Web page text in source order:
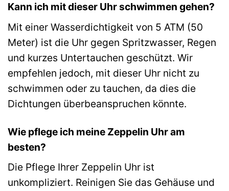
Kann ich mit dieser Uhr schwimmen gehen?
Mit einer Wasserdichtigkeit von 5 ATM (50
Meter) ist die Uhr gegen Spritzwasser, Regen
und kurzes Untertauchen geschützt. Wir
empfehlen jedoch, mit dieser Uhr nicht zu
schwimmen oder zu tauchen, da dies die
Dichtungen überbeanspruchen könnte.
Wie pflege ich meine Zeppelin Uhr am
besten?
Die Pflege Ihrer Zeppelin Uhr ist
unkompliziert. Reinigen Sie das Gehäuse und